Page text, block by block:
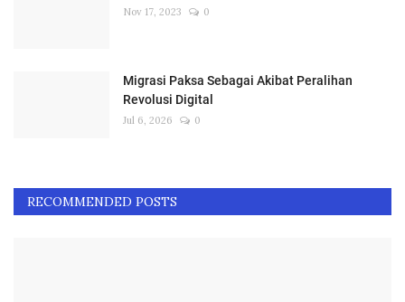
Nov 17, 2023 0
Migrasi Paksa Sebagai Akibat Peralihan
Revolusi Digital
Jul 6, 2026 0
RECOMMENDED POSTS